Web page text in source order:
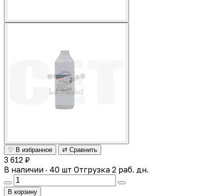
♡ В избранное ⇄ Сравнить
3 612 ₽
В наличии · 40 шт Отгрузка 2 раб. дн.
В корзину